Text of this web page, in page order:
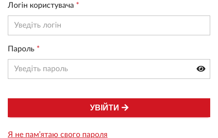
Логін користувача *
Пароль *
УВІЙТИ
Я не пам’ятаю свого пароля